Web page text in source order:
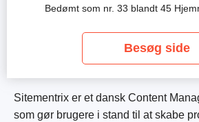
Sitementrix er et dansk Content
som gør brugere i stand til at skabe
Bedømt som nr. 33 blandt 45
Besøg side